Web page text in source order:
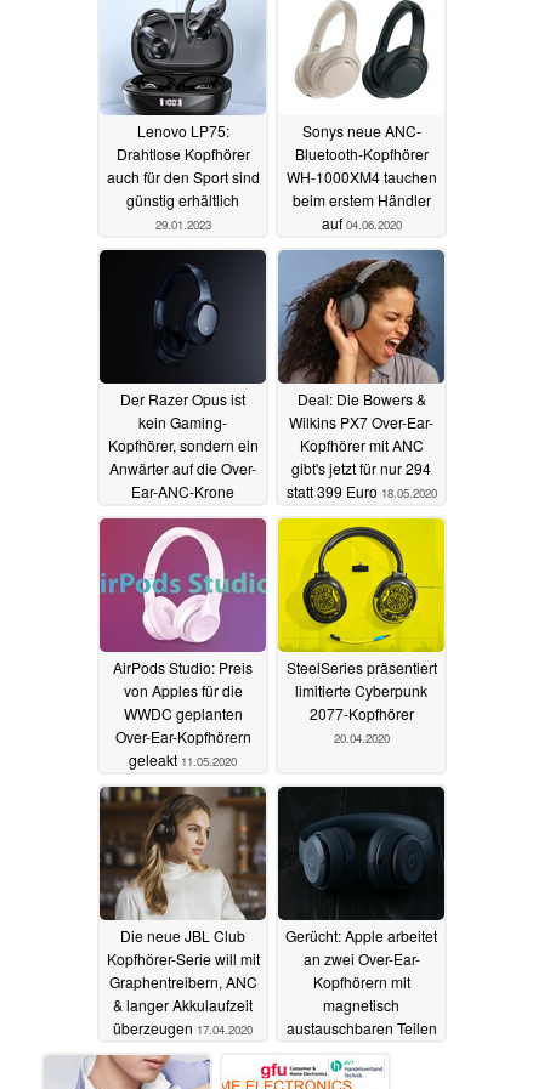
Lenovo LP75:
Drahtlose Kopfhörer
auch für den Sport sind
günstig erhältlich
29.01.2023
Sonys neue ANC-
Bluetooth-Kopfhörer
WH-1000XM4 tauchen
beim erstem Händler
auf 04.06.2020
Der Razer Opus ist
kein Gaming-
Kopfhörer, sondern ein
Anwärter auf die Over-
Ear-ANC-Krone
19.05.2020
Deal: Die Bowers &
Wilkins PX7 Over-Ear-
Kopfhörer mit ANC
gibt's jetzt für nur 294
statt 399 Euro 18.05.2020
AirPods Studio: Preis
von Apples für die
WWDC geplanten
Over-Ear-Kopfhörern
geleakt 11.05.2020
SteelSeries präsentiert
limitierte Cyberpunk
2077-Kopfhörer
20.04.2020
Die neue JBL Club
Kopfhörer-Serie will mit
Graphentreibern, ANC
& langer Akkulaufzeit
überzeugen 17.04.2020
Gerücht: Apple arbeitet
an zwei Over-Ear-
Kopfhörern mit
magnetisch
austauschbaren Teilen